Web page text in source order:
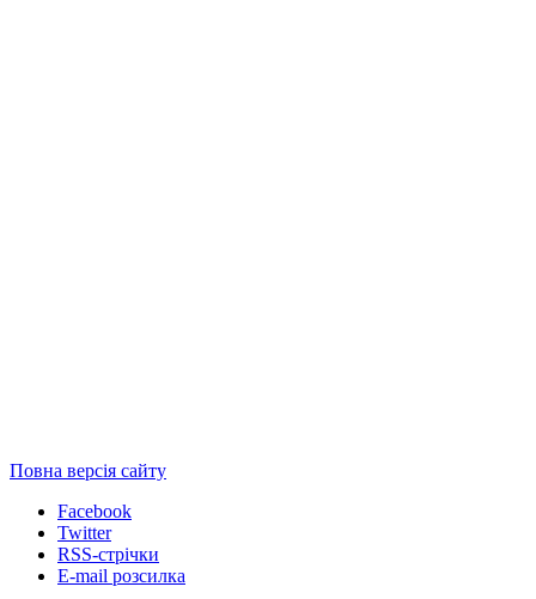
Повна версія сайту
Facebook
Twitter
RSS-стрічки
E-mail розсилка